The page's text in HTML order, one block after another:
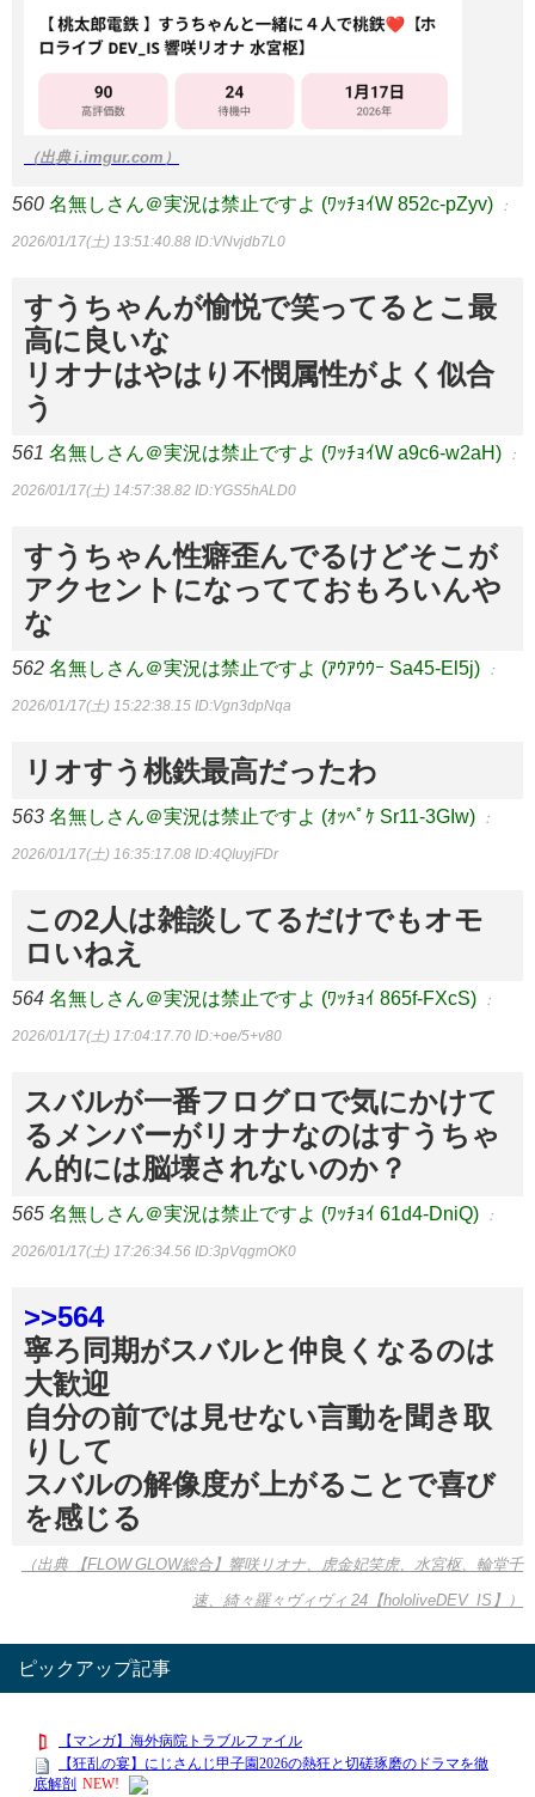
（出典 i.imgur.com）
560 名無しさん＠実況は禁止ですよ (ﾜｯﾁｮｲW 852c-pZyv) ：
2026/01/17(土) 13:51:40.88 ID:VNvjdb7L0
すうちゃんが愉悦で笑ってるとこ最
高に良いな
リオナはやはり不憫属性がよく似合
う
561 名無しさん＠実況は禁止ですよ (ﾜｯﾁｮｲW a9c6-w2aH) ：
2026/01/17(土) 14:57:38.82 ID:YGS5hALD0
すうちゃん性癖歪んでるけどそこが
アクセントになってておもろいんや
な
562 名無しさん＠実況は禁止ですよ (ｱｳｱｳｳｰ Sa45-El5j) ：
2026/01/17(土) 15:22:38.15 ID:Vgn3dpNqa
リオすう桃鉄最高だったわ
563 名無しさん＠実況は禁止ですよ (ｵｯﾍﾟｹ Sr11-3GIw) ：
2026/01/17(土) 16:35:17.08 ID:4QIuyjFDr
この2人は雑談してるだけでもオモ
ロいねえ
564 名無しさん＠実況は禁止ですよ (ﾜｯﾁｮｲ 865f-FXcS) ：
2026/01/17(土) 17:04:17.70 ID:+oe/5+v80
スバルが一番フログロで気にかけて
るメンバーがリオナなのはすうちゃ
ん的には脳壊されないのか？
565 名無しさん＠実況は禁止ですよ (ﾜｯﾁｮｲ 61d4-DniQ) ：
2026/01/17(土) 17:26:34.56 ID:3pVqgmOK0
>>564
寧ろ同期がスバルと仲良くなるのは
大歓迎
自分の前では見せない言動を聞き取
りして
スバルの解像度が上がることで喜び
を感じる
（出典 【FLOW GLOW総合】響咲リオナ、虎金妃笑虎、水宮枢、輪堂千
速、綺々羅々ヴィヴィ 24【hololiveDEV_IS】）
ピックアップ記事